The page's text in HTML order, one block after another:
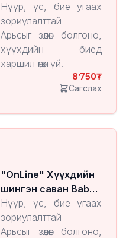
Нүүр, үс, бие угаах
зориулалттай
Арьсыг зөөлөн болгоно,
хүүхдийн биед
харшил өгөхгүй.
8’750
Сагслах
"OnLine" Хүүхдийн
шингэн саван Baby
/0+/
Нүүр, үс, бие угаах
зориулалттай
Арьсыг зөөлөн болгоно,